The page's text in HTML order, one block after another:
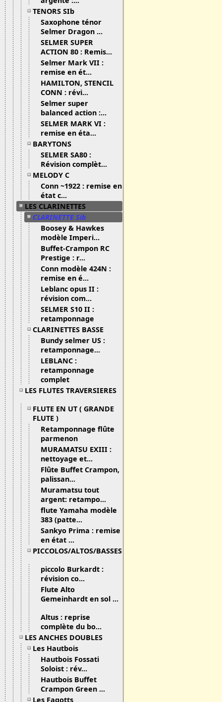
TENORS SIb
Saxophone ténor
Selmer Dragon ...
SELMER SUPER
ACTION 80 : Remis...
Selmer Mark VII :
remise en ét...
HAMILTON, STENCIL
CONN : révi...
Selmer super
balanced action :...
SELMER MARK VI :
remise en éta...
BARYTONS
SELMER SA80 :
Révision complèt...
MELODY C
Conn ~1922 : remise en
état c...
LES CLARINETTES
CLARINETTE Sib
Boosey & Hawkes
modèle Imperi...
Buffet-Crampon RC
Prestige : r...
Conn modèle 424N :
remise en é...
Leblanc opus II :
révision com...
SELMER S10 II :
retamponnage
CLARINETTES BASSE
Bundy selmer US :
retamponnage...
LEBLANC :
retamponnage
complet
LES FLUTES TRAVERSIERES
FLUTE EN UT ( GRANDE
FLUTE )
Retamponnage flûte
parmenon
MURAMATSU EXIII :
nettoyage et...
Flûte Buffet Crampon,
palissan...
Muramatsu tout
argent: retampo...
flute Yamaha modèle
383 (patte...
Sankyo Prima : remise
en état ...
PICCOLOS/ALTOS/BASSES
piccolo Burkardt :
révision co...
Flute Alto
Gemeinhardt en sol ...
Altus : reprise
complète du bo...
LES ANCHES DOUBLES
Les Hautbois
Hautbois Fossati
Soloist : rév...
Hautbois Buffet
Crampon Green ...
Les Fagotts